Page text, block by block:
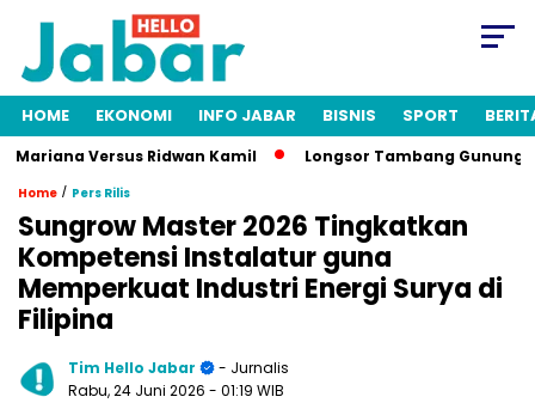
HOME EKONOMI INFO JABAR BISNIS SPORT
Versus Ridwan Kamil Longsor Tambang Gunung
Home / Pers Rilis
Sungrow Master 2026 Tingkatkan
Kompetensi Instalatur guna
Memperkuat Industri Energi Surya di
Filipina
Tim Hello Jabar
- Jurnalis
Rabu, 24 Juni 2026 - 01:19 WIB